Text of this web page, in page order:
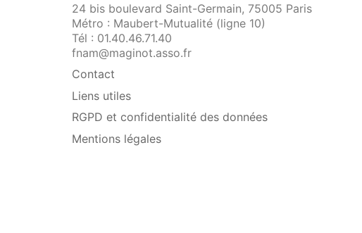
24 bis boulevard Saint-Germain, 75005 Paris
Métro : Maubert-Mutualité (ligne 10)
Tél : 01.40.46.71.40
fnam@maginot.asso.fr
Contact
Liens utiles
RGPD et confidentialité des données
Mentions légales